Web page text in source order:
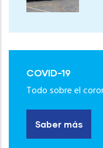
COVID-19
Todo sobre el
Saber más